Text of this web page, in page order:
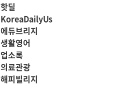
핫딜
KoreaDailyUs
에듀브리지
생활영어
업소록
의료관광
해피빌리지